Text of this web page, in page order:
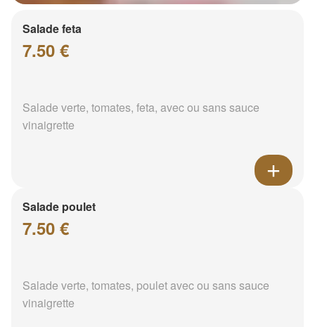
Salade feta
7.50 €
Salade verte, tomates, feta, avec ou sans sauce
vinaigrette
Salade poulet
7.50 €
Salade verte, tomates, poulet avec ou sans sauce
vinaigrette